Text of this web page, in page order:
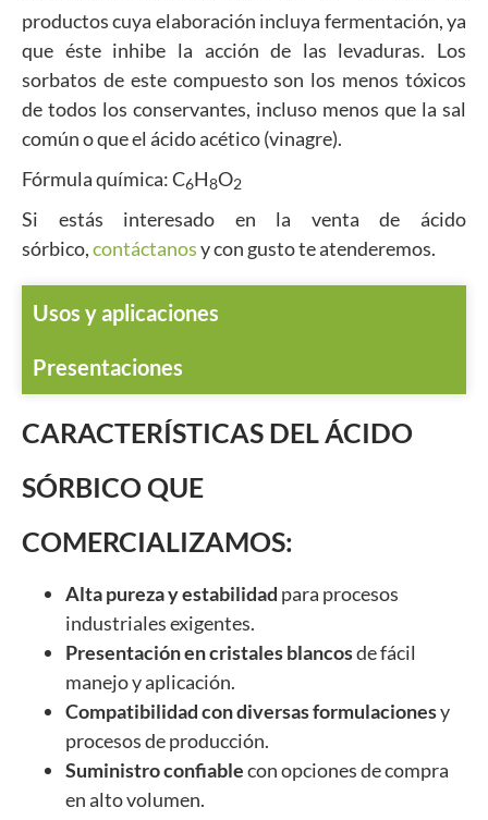
productos cuya elaboración incluya fermentación, ya
que éste inhibe la acción de las levaduras. Los
sorbatos de este compuesto son los menos tóxicos
de todos los conservantes, incluso menos que la sal
común o que el ácido acético (vinagre).
Fórmula química: C6H8O2
Si estás interesado en la venta de ácido
sórbico,contáctanosy con gusto te atenderemos.
Usos y aplicaciones
Presentaciones
CARACTERÍSTICAS DEL ÁCIDO
SÓRBICO QUE
COMERCIALIZAMOS:
Alta pureza y estabilidad para procesos
industriales exigentes.
Presentación en cristales blancosde fácil
manejo y aplicación.
Compatibilidad con diversas formulacionesy
procesos de producción.
Suministro confiablecon opciones de compra
en alto volumen.